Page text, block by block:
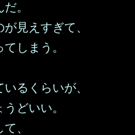
。
見えすぎて、
しまう。
るくらいが、
どいい。
、